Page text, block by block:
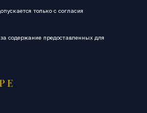
только с согласия
содержание предоставленных для